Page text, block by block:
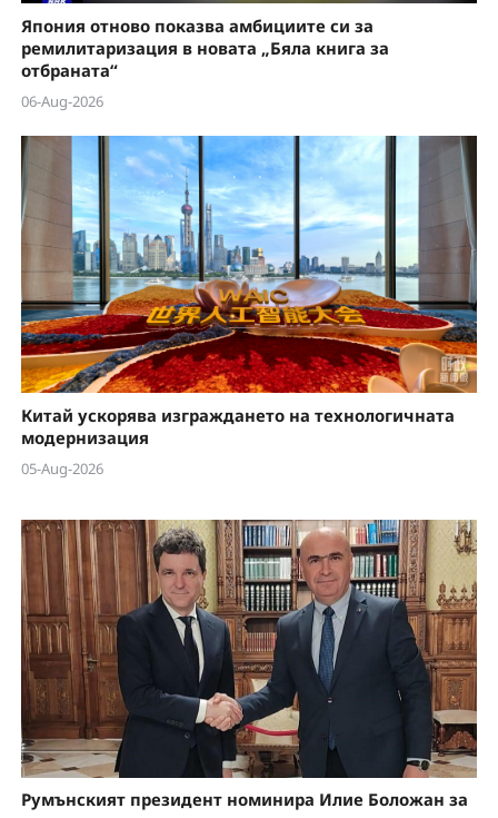
Япония отново показва амбициите си за
ремилитаризация в новата „Бяла книга за
отбраната“
06-Aug-2026
Китай ускорява изграждането на технологичната
модернизация
05-Aug-2026
Румънският президент номинира Илие Боложан за